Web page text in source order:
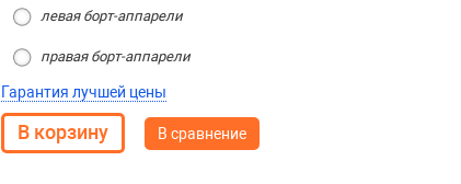
левая борт-аппарели
правая борт-аппарели
Гарантия лучшей цены
В сравнение